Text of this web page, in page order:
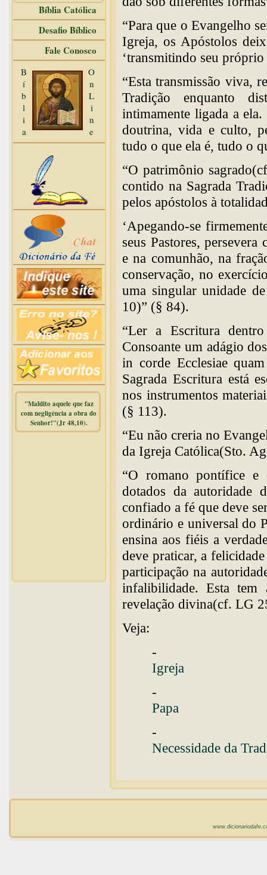
Bíblia Católica
Desafio Bíblico
Fale Conosco
B
í
b
l
i
a
O
n
L
i
n
e
"Maldito aquele que faz
com negligência a obra do
Senhor!"(Jr 48,10).
/home/dicionar/public_html/online.php
/home/dicionar/public_html/online.php
“Para que o Evangelho
Igreja, os Apóstolos
‘transmitindo seu
“Esta transmissão viva,
Tradição enquanto
intimamente ligada a
doutrina, vida e culto,
tudo o que ela é, tudo o
“O patrimônio
contido na Sagrada
pelos apóstolos à
‘Apegando-se
seus Pastores,
e na comunhão, na
conservação, no
uma singular unidade
10)” (§ 84).
“Ler a Escritura
Consoante um adágio
in corde Ecclesiae
Sagrada Escritura está
nos instrumentos
(§ 113).
“Eu não creria no
da Igreja Católica(Sto.
“O romano pontífice e
dotados da autoridade
confiado a fé que deve
ordinário e universal do
ensina aos fiéis a
deve praticar, a
participação na
infalibilidade. Esta tem
revelação divina(cf. LG
Veja:
-
Igreja
-
Papa
-
Necessidade da